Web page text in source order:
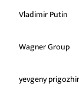
Vladimir Putin
Wagner Group
yevgeny